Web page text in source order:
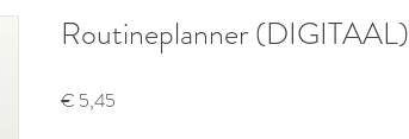
Routineplanner (DIGITAAL)
€ 5,45